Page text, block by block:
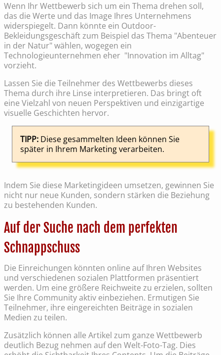
Wenn Ihr Wettbewerb sich um ein Thema drehen soll,
das die Werte und das Image Ihres Unternehmens
widerspiegelt. Dann könnte ein Outdoor-
Bekleidungsgeschäft zum Beispiel das Thema "Abenteuer
in der Natur" wählen, wogegen ein
Technologieunternehmen eher "Innovation im Alltag"
vorzieht.
Lassen Sie die Teilnehmer des Wettbewerbs dieses
Thema durch ihre Linse interpretieren. Das bringt oft
eine Vielzahl von neuen Perspektiven und einzigartige
visuelle Geschichten hervor.
TIPP: Diese gesammelten Ideen können Sie
später in Ihrem Marketing verarbeiten.
Indem Sie diese Marketingideen umsetzen, gewinnen Sie
nicht nur neue Kunden, sondern stärken die Beziehung
zu bestehenden Kunden.
Auf der Suche nach dem perfekten
Schnappschuss
Die Einreichungen könnten online auf Ihren Websites
und verschiedenen sozialen Plattformen präsentiert
werden. Um eine größere Reichweite zu erzielen, sollten
Sie Ihre Community aktiv einbeziehen. Ermutigen Sie
Teilnehmer, ihre eingereichten Beiträge in sozialen
Medien zu teilen.
Zusätzlich können alle Artikel zum ganze Wettbewerb
deutlich Bezug nehmen auf den Welt-Foto-Tag. Dies